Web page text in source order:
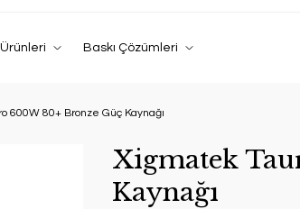
Baskı Çözümleri
600W 80+ Bronze Güç Kaynağı
Xigmatek
Kaynağı